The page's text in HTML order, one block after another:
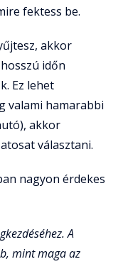
fektess be.
akkor
időn
Ez lehet
valami hamarabbi
akkor
választani.
nagyon érdekes
A
mint maga az